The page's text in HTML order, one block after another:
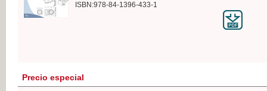
ISBN:978-84-1396-433-1
Precio especial